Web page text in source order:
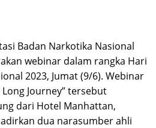
Badan Narkotika Nasional
webinar dalam rangka Hari
2023, Jumat (9/6). Webinar
Journey” tersebut
dari Hotel Manhattan,
dua narasumber ahli